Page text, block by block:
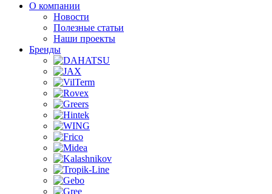
О компании
Новости
Полезные статьи
Наши проекты
Бренды